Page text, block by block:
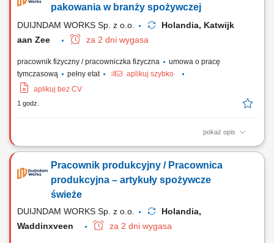
pakowania w branży spożywczej
DUIJNDAM WORKS Sp. z o.o.
Holandia, Katwijk
aan Zee
za 2 dni wygasa
pracownik fizyczny / pracowniczka fizyczna
umowa o pracę
tymczasową
pełny etat
aplikuj szybko
aplikuj bez CV
1 godz.
pokaż opis
Zadania Prace produkcyjne, pakowanie i naklejanie etykiet na gotowe
Weryfikacja standardów jakościowych gotowych wyrobów;
Utrzymywanie porządku w miejscu wykonywania obowiązków;
Pracownik produkcyjny / Pracownica
produkcyjna – artykuły spożywcze
świeże
DUIJNDAM WORKS Sp. z o.o.
Holandia,
Waddinxveen
za 2 dni wygasa